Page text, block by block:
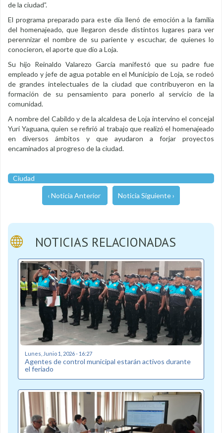
de la ciudad”.
El programa preparado para este día llenó de emoción a la familia
del homenajeado, que llegaron desde distintos lugares para ver
perennizar el nombre de su pariente y escuchar, de quienes lo
conocieron, el aporte que dio a Loja.
Su hijo Reinaldo Valarezo García manifestó que su padre fue
empleado y jefe de agua potable en el Municipio de Loja, se rodeó
de grandes intelectuales de la ciudad que contribuyeron en la
formación de su pensamiento para ponerlo al servicio de la
comunidad.
A nombre del Cabildo y de la alcaldesa de Loja intervino el concejal
Yuri Yaguana, quien se refirió al trabajo que realizó el homenajeado
en diversos ámbitos y que ayudaron a forjar proyectos
encaminados al progreso de la ciudad.
Ciudad
‹ Noticia Anterior Noticia Siguiente ›
NOTICIAS RELACIONADAS
Lunes, Junio 1, 2026 - 16:27
Agentes de control municipal estarán activos durante
el feriado